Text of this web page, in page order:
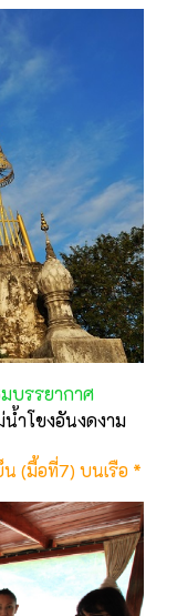
บรรยากาศ
ำโขงอันงดงาม
(มื้อที่7) บนเรือ *